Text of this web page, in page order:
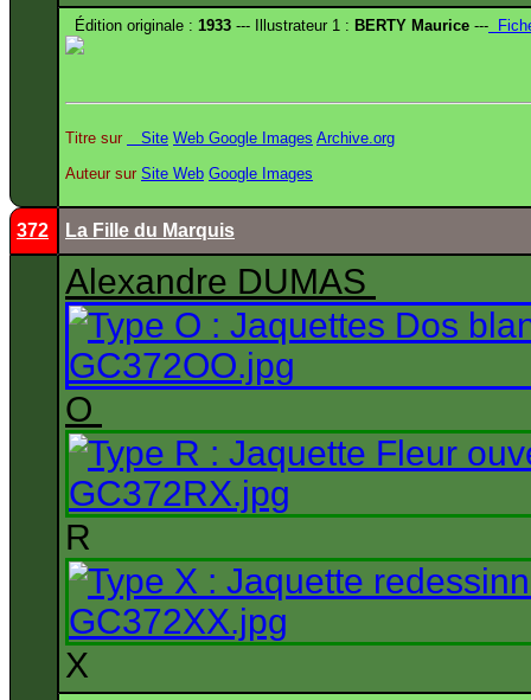
Édition originale : 1933 --- Illustrateur 1 : BERTY Maurice ---
Titre sur Site Web Google Images Archive.org
Auteur sur Site Web Google Images
372 La Fille du Marquis
Alexandre DUMAS
O
R
X